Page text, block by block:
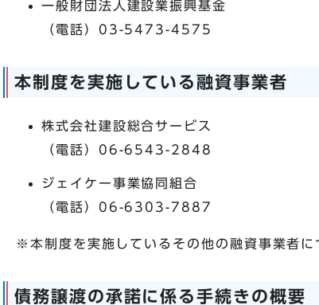
一般財団法人建設業振興基金
（電話）03-5473-4575
本制度を実施している融資事業者
株式会社建設総合サービス
（電話）06-6543-2848
ジェイケー事業協同組合
（電話）06-6303-7887
※本制度を実施しているその他の融資事業者
債務譲渡の承諾に係る手続きの概要